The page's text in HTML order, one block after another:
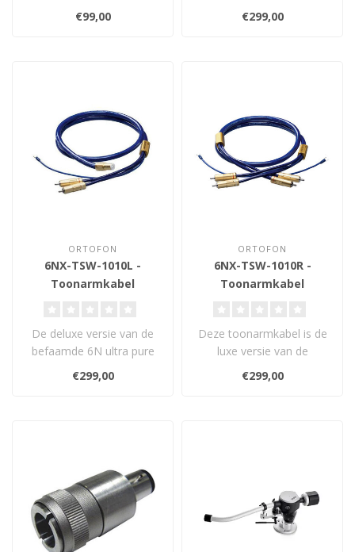
Series. Om het gebruikers
van ..
€99,00
kabel is gemaakt van puur
kop..
€299,00
ORTOFON
6NX-TSW-1010L -
Toonarmkabel
De deluxe versie van de
befaamde 6N ultra pure
cooper wire kabel 6NX-
TSW-1010. D..
€299,00
ORTOFON
6NX-TSW-1010R -
Toonarmkabel
Deze toonarmkabel is de
luxe versie van de
befaamde 6N ultra pure
cooper draadka..
€299,00